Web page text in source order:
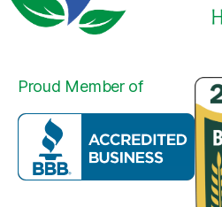
Proud Member of